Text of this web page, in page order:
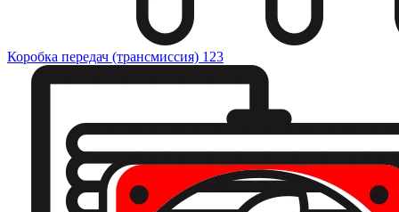
Коробка передач (трансмиссия) 123